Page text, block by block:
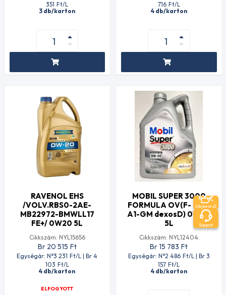
351 Ft/L
3 db/karton
716 Ft/L
4 db/karton
RAVENOL EHS
/VOLV.RBS0-2AE-
MB22972-BMWLL17
FE+/ 0W20 5L
Cikkszám: NYL15656
Br 20 515 Ft
Egységár: N°3 231 Ft/L | Br 4
103 Ft/L
4 db/karton
ELFOGYOTT
MOBIL SUPER 3000
FORMULA OV(F- 952-
A1-GM dexosD) 0W20
5L
Cikkszám: NYL12404
Br 15 783 Ft
Egységár: N°2 486 Ft/L | Br 3
157 Ft/L
4 db/karton
Olajkereső
Support